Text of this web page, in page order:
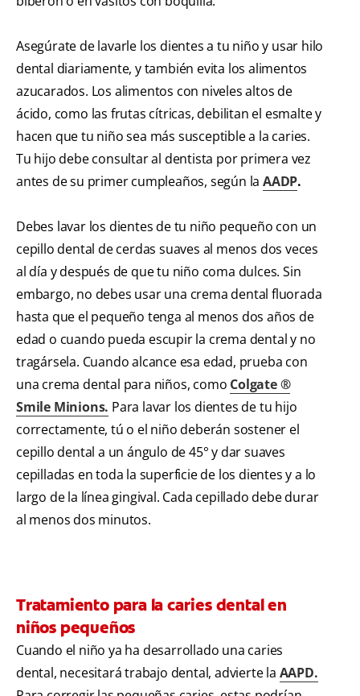
Asegúrate de lavarle los dientes a tu niño y usar hilo
dental diariamente, y también evita los alimentos
azucarados. Los alimentos con niveles altos de
ácido, como las frutas cítricas, debilitan el esmalte y
hacen que tu niño sea más susceptible a la caries.
Tu hijo debe consultar al dentista por primera vez
antes de su primer cumpleaños, según la AADP.
Debes lavar los dientes de tu niño pequeño con un
cepillo dental de cerdas suaves al menos dos veces
al día y después de que tu niño coma dulces. Sin
embargo, no debes usar una crema dental fluorada
hasta que el pequeño tenga al menos dos años de
edad o cuando pueda escupir la crema dental y no
tragársela. Cuando alcance esa edad, prueba con
una crema dental para niños, como Colgate ®
Smile Minions. Para lavar los dientes de tu hijo
correctamente, tú o el niño deberán sostener el
cepillo dental a un ángulo de 45° y dar suaves
cepilladas en toda la superficie de los dientes y a lo
largo de la línea gingival. Cada cepillado debe durar
al menos dos minutos.
Tratamiento para la caries dental en
niños pequeños
Cuando el niño ya ha desarrollado una caries
dental, necesitará trabajo dental, advierte la AAPD.